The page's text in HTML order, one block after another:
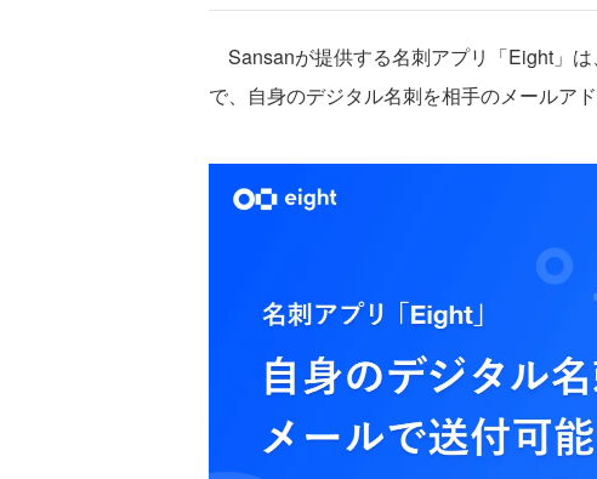
Sansanが提供する名刺アプリ「Eight」
で、自身のデジタル名刺を相手のメールア